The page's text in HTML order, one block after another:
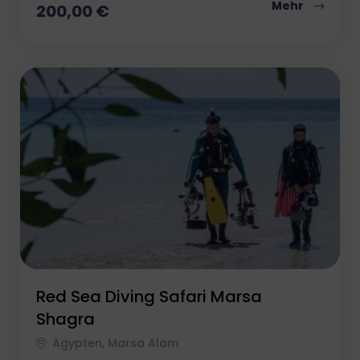
200,00€ Mehr
Red Sea Diving Safari Marsa
Shagra
Ägypten, Marsa Alam